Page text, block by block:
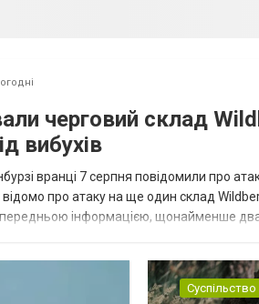
черговий склад
вибухів
вранці 7 серпня повідомили про
про атаку на ще один склад
інформацією, щонайменше
Суспільство